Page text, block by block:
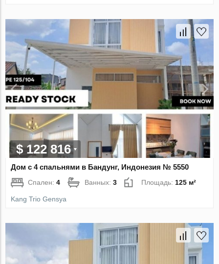
$ 122 816
Дом с 4 спальнями в Бандунг, Индонезия № 5550
Спален:4 Ванных:3 Площадь: 125 м²
Kang Trio Gensya